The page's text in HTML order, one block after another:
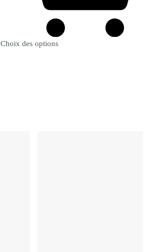
Choix des options